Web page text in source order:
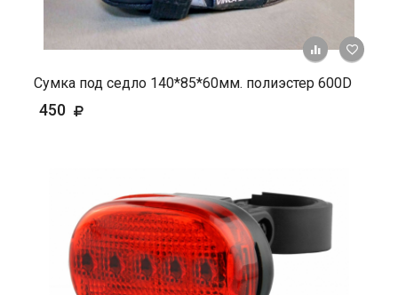
+ К
Сумка под седло 140*85*60мм. полиэстер 600D
450